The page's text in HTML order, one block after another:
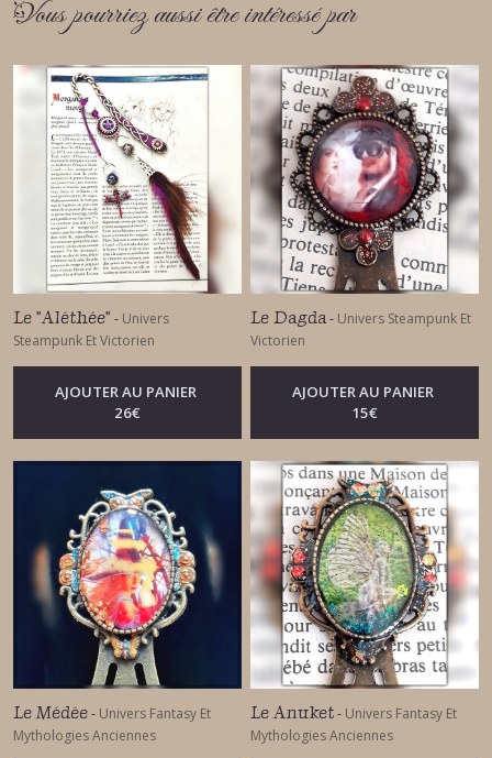
Vous pourriez aussi être intéressé par
Le "Aléthée" - Univers
Steampunk Et Victorien
AJOUTER AU PANIER
26€
Le Dagda- Univers Steampunk Et
Victorien
AJOUTER AU PANIER
15€
Le Médée- Univers Fantasy Et
Mythologies Anciennes
Le Anuket- Univers Fantasy Et
Mythologies Anciennes